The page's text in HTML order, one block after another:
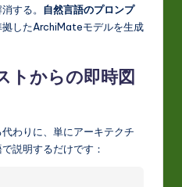
する。 自然言語のプロンプ
したArchiMateモデルを生成
トからの即時図
わりに、単にアーキテクチ
説明するだけです：